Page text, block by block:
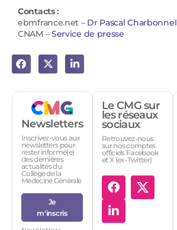
Contacts :
ebmfrance.net – Dr Pascal Charbonnel
CNAM –Service de presse
Newsletters
Inscrivez-vous aux
newsletters pour
rester informé(e)
des dernières
actualités du
Collège de la
Médecine Générale
Je
m'inscris
Le CMG sur
les réseaux
sociaux
Retrouvez-nous
sur nos comptes
officiels Facebook
et X (ex-Twitter)